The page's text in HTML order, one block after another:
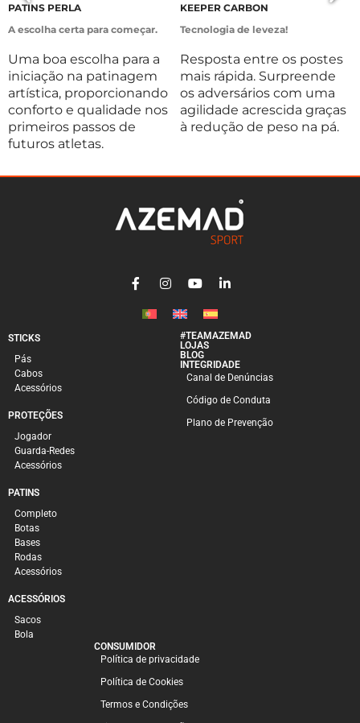
PATINS PERLA
A escolha certa para começar.
Uma boa escolha para a
iniciação na patinagem
artística, proporcionando
conforto e qualidade nos
primeiros passos de
futuros atletas.
KEEPER CARBON
Tecnologia de leveza!
Resposta entre os postes
mais rápida. Surpreende
os adversários com uma
agilidade acrescida graças
à redução de peso na pá.
STICKS
Pás
Cabos
Acessórios
PROTEÇÕES
Jogador
Guarda-Redes
Acessórios
PATINS
Completo
Botas
Bases
Rodas
Acessórios
ACESSÓRIOS
Sacos
Bola
#TEAMAZEMAD
LOJAS
BLOG
INTEGRIDADE
Canal de Denúncias
Código de Conduta
Plano de Prevenção
CONSUMIDOR
Política de privacidade
Política de Cookies
Termos e Condições